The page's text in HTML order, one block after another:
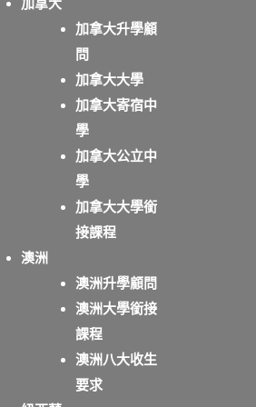
加拿大升學顧
問
加拿大大學
加拿大寄宿中
學
加拿大公立中
學
加拿大大學銜
接課程
澳洲
澳洲升學顧問
澳洲大學銜接
課程
澳洲八大收生
要求